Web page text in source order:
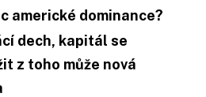
americké dominance?
dech, kapitál se
z toho může nová